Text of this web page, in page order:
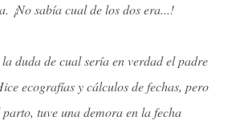
¡No sabía cual de los dos era...!
duda de cual sería en verdad el padre
ecografías y cálculos de fechas, pero
tuve una demora en la fecha